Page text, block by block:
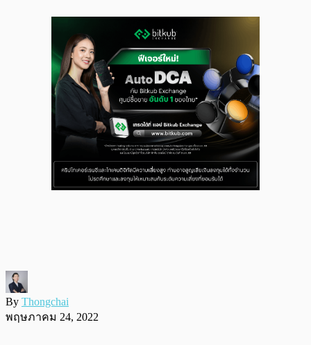
By Thongchai
พฤษภาคม 24, 2022